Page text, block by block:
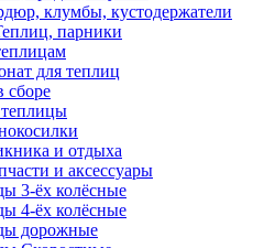
клумбы, кустодержатели
парники
для теплиц
сборе
и отдыха
и аксессуары
3-ёх колёсные
4-ёх колёсные
дорожные